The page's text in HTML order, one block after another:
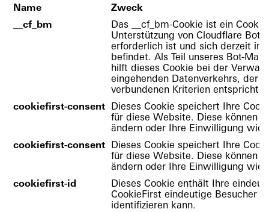
Name
Zweck
__cf_bm
Das __cf_bm-Cookie ist ein
Unterstützung von Cloudflare Bot
erforderlich ist und sich derzeit in
befindet. Als Teil unseres Bot-
hilft dieses Cookie bei der
eingehenden Datenverkehrs, der
verbundenen Kriterien entspricht.
cookiefirst-consent
Dieses Cookie speichert Ihre
für diese Website. Diese können
ändern oder Ihre Einwilligung
cookiefirst-consent
Dieses Cookie speichert Ihre
für diese Website. Diese können
ändern oder Ihre Einwilligung
cookiefirst-id
Dieses Cookie enthält Ihre
CookieFirst eindeutige Besucher
identifizieren kann.